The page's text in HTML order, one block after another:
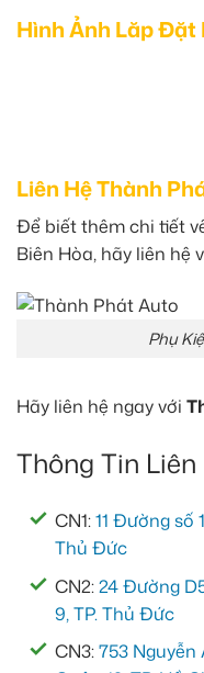
Hình Ảnh Lăp Đặt
Liên Hệ Thành
Để biết thêm chi tiết
Biên Hòa, hãy liên hệ
Phụ
Hãy liên hệ ngay với
Thông Tin Liên
CN1:11 Đường số
Thủ Đức
CN2:24 Đường
9, TP. Thủ Đức
CN3:753 Nguyễn